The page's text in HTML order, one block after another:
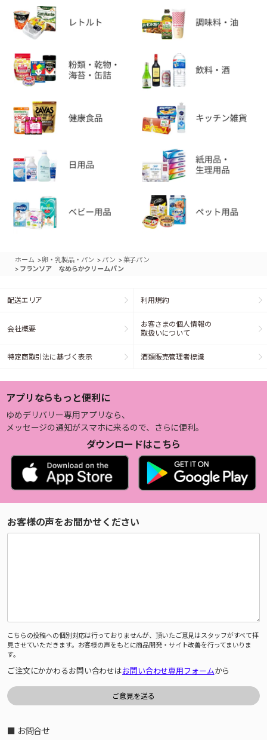
ホーム >卵・乳製品・パン > パン >菓子パン
> フランソア なめらかクリームパン
配送エリア 利用規約
会社概要
お客さまの個人情報の
取扱いについて
特定商取引法に基づく表示 酒類販売管理者標識
アプリならもっと便利に
ゆめデリバリー専用アプリなら、
メッセージの通知がスマホに来るので、さらに便利。
ダウンロードはこちら
お客様の声をお聞かせください
こちらの投稿への個別対応は行っておりませんが、頂いたご意見はスタッフがすべて拝
見させていただきます。お客様の声をもとに商品開発・サイト改善を行ってまいりま
す。
ご注文にかかわるお問い合わせはお問い合わせ専用フォームから
■ お問合せ